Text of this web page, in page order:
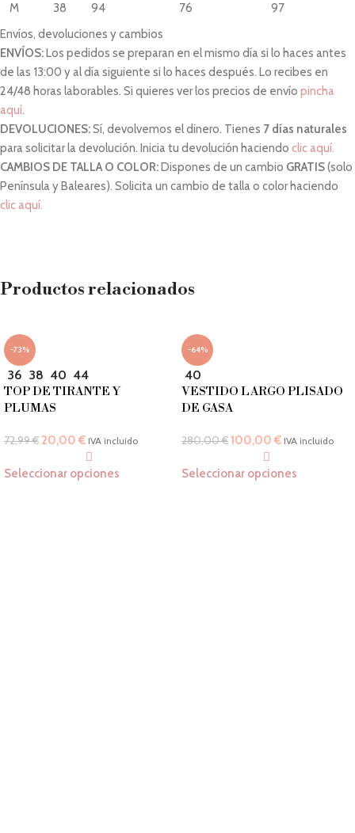
M 38 94 76 97
L 40 98 80 101
XL 42 102 84 105
2XL 44 106 88 109
3XL 46 110 92 113
Envíos, devoluciones y cambios
ENVÍOS: Los pedidos se preparan en el mismo día si lo haces antes
de las 13:00 y al día siguiente si lo haces después. Lo recibes en
24/48 horas laborables. Si quieres ver los precios de envío pincha
aquí.
DEVOLUCIONES:Sí, devolvemos el dinero. Tienes 7 días naturales
para solicitar la devolución. Inicia tu devolución haciendo clic aquí.
CAMBIOS DE TALLA O COLOR: Dispones de un cambio GRATIS(solo
Península y Baleares). Solicita un cambio de talla o color haciendo
clic aquí.
Productos relacionados
-73%
36 38 40 44
TOP DE TIRANTE Y
PLUMAS
72,99€ 20,00 € IVA incluido
Seleccionar opciones
-64%
40
VESTIDO LARGO PLISADO
DE GASA
280,00€100,00 € IVA incluido
Seleccionar opciones